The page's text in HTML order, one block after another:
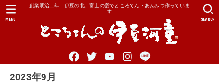
創業明治二年 伊豆の北、富士の麓でところてん・あんみつ作っていま
す
SEARCH
MENU
2023年9月